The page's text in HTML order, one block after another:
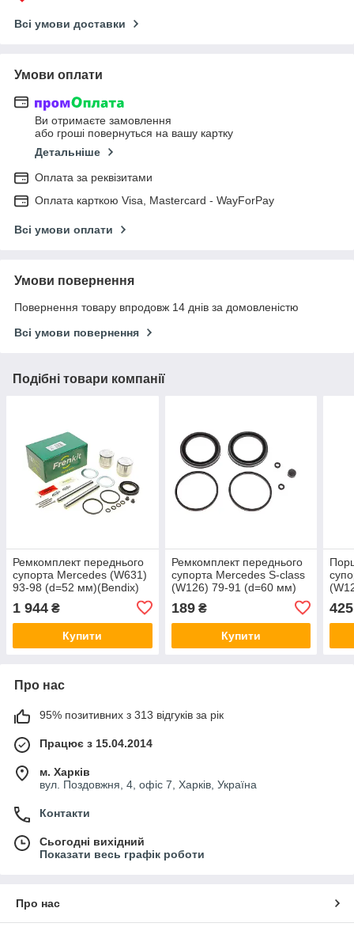
Всі умови доставки
Умови оплати
Ви отримаєте замовлення
або гроші повернуться на вашу картку
Детальніше
Оплата за реквізитами
Оплата карткою Visa, Mastercard - WayForPay
Всі умови оплати
Умови повернення
Повернення товару впродовж 14 днів за домовленістю
Всі умови повернення
Подібні товари компанії
Ремкомплект переднього
супорта Mercedes (W631)
93-98 (d=52 мм)(Bendix)
направляюча) SuperKit
Frenkit 752388
1 944 ₴
Купити
Ремкомплект переднього
супорта Mercedes S-class
(W126) 79-91 (d=60 мм)
1140392
189₴
Купити
425
Про нас
95% позитивних з 313 відгуків за рік
Працює з 15.04.2014
м. Харків
вул. Поздовжня, 4, офіс 7, Харків, Україна
Контакти
Сьогодні вихідний
Показати весь графік роботи
Про нас